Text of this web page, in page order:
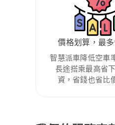
價格划算，最
智慧派車降低空車
長途搭乘最高省
資，省錢也省比